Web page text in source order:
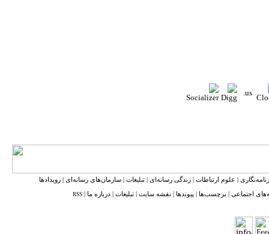
علوم ارتباطات |زندگی رسانه‌ای |تبلیغات سازمان‌های رسانه‌ای |رویدادها
اجتماعی برچسب‌ها پیوندها نقشه ‌سایت تبلیغات |درباره ما |
RSS